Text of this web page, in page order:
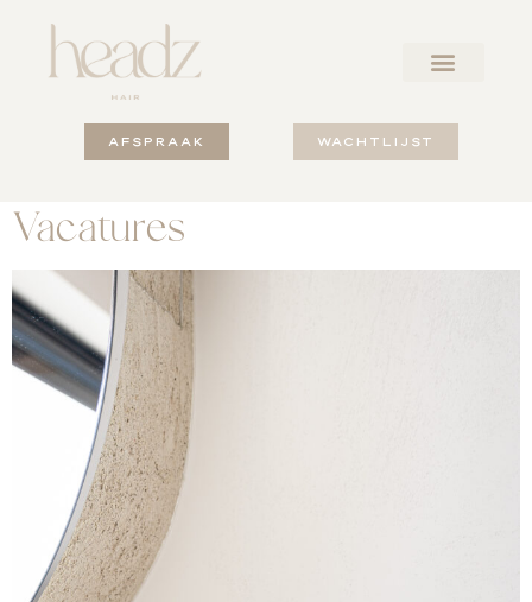
AFSPRAAK WACHTLIJST
Vacatures